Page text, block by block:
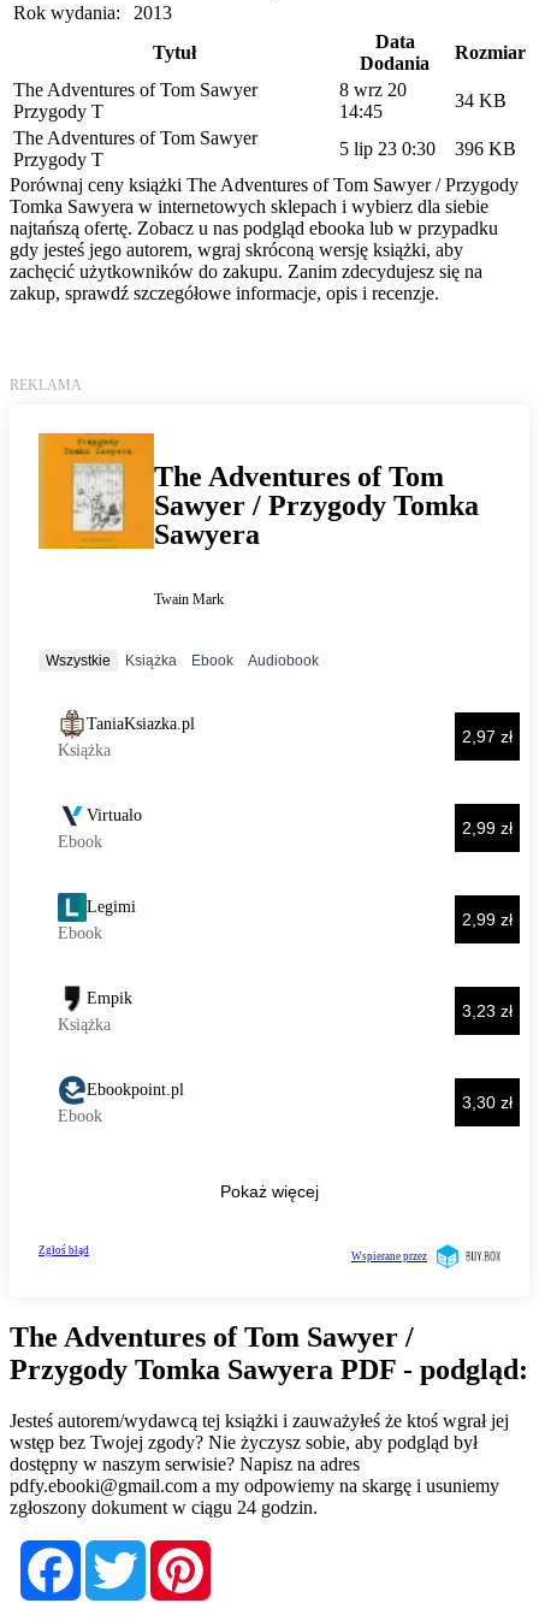
Rok wydania:
2013
Tytuł
Data
Dodania
Rozmiar
The Adventures of Tom Sawyer
Przygody T
8 wrz 20
14:45
34 KB
The Adventures of Tom Sawyer
Przygody T
5 lip 23 0:30
396 KB
Porównaj ceny książki The Adventures of Tom Sawyer / Przygody
Tomka Sawyera w internetowych sklepach i wybierz dla siebie
najtańszą ofertę. Zobacz u nas podgląd ebooka lub w przypadku
gdy jesteś jego autorem, wgraj skróconą wersję książki, aby
zachęcić użytkowników do zakupu. Zanim zdecydujesz się na
zakup, sprawdź szczegółowe informacje, opis i recenzje.
The Adventures of Tom Sawyer /
Przygody Tomka Sawyera PDF - podgląd:
Jesteś autorem/wydawcą tej książki i zauważyłeś że ktoś wgrał jej
wstęp bez Twojej zgody? Nie życzysz sobie, aby podgląd był
dostępny w naszym serwisie? Napisz na adres
pdfy.ebooki@gmail.com a my odpowiemy na skargę i usuniemy
zgłoszony dokument w ciągu 24 godzin.
FacebookTwitter